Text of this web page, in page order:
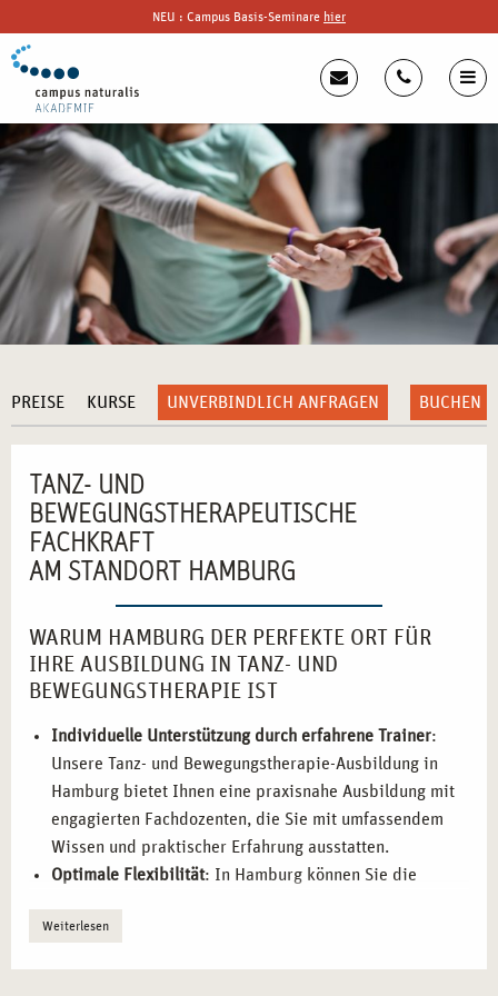
NEU : Campus Basis-Seminare hier
PREISE KURSE UNVERBINDLICH ANFRAGEN BUCHEN
TANZ- UND
BEWEGUNGSTHERAPEUTISCHE
FACHKRAFT
AM STANDORT HAMBURG
WARUM HAMBURG DER PERFEKTE ORT FÜR
IHRE AUSBILDUNG IN TANZ- UND
BEWEGUNGSTHERAPIE IST
Individuelle Unterstützung durch erfahrene Trainer:
Unsere Tanz- und Bewegungstherapie-Ausbildung in
Hamburg bietet Ihnen eine praxisnahe Ausbildung mit
engagierten Fachdozenten, die Sie mit umfassendem
Wissen und praktischer Erfahrung ausstatten.
Optimale Flexibilität: In Hamburg können Sie die
absolvieren. So können Sie Ihre Karriereziele flexibel
Weiterlesen